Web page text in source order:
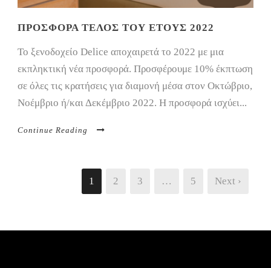
ΠΡΟΣΦΟΡΆ ΤΈΛΟΣ ΤΟΥ ΈΤΟΥΣ 2022
Το ξενοδοχείο Delice αποχαιρετά το 2022 με μια
εκπληκτική νέα προσφορά. Προσφέρουμε 10% έκπτωση
σε όλες τις κρατήσεις για διαμονή μέσα στον Οκτώβριο,
Νοέμβριο ή/και Δεκέμβριο 2022. Η προσφορά ισχύει...
Continue Reading
1 2 3 … 5 Next ›